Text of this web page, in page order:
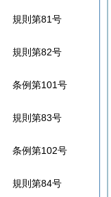
規則第81号
規則第82号
条例第101号
規則第83号
条例第102号
規則第84号